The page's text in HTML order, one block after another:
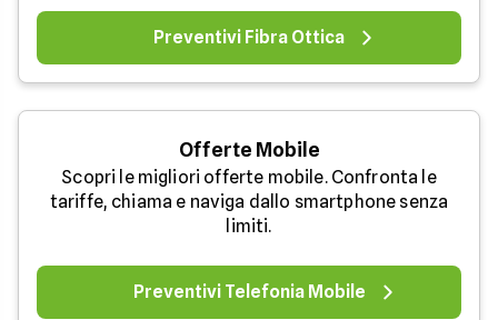
Preventivi Fibra Ottica
Offerte Mobile
Scopri le migliori offerte mobile. Confronta le
tariffe, chiama e naviga dallo smartphone senza
limiti.
Preventivi Telefonia Mobile